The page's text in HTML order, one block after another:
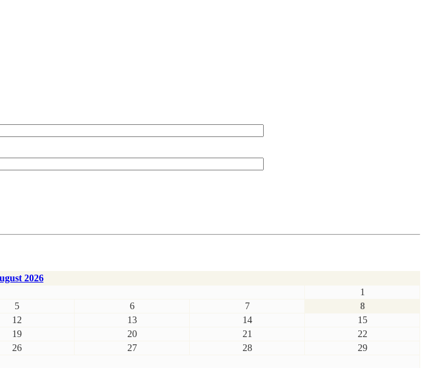
2026
1
5 6 7
8
12 13 14
15
19 20 21
22
26 27 28
29